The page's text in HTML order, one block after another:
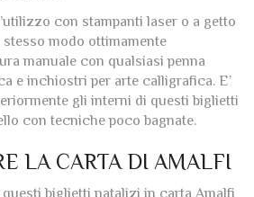
festivo.
con stampanti laser o a getto
stesso modo ottimamente
manuale con qualsiasi penna
e inchiostri per arte calligrafica. E’
gli interni di questi biglietti
con tecniche poco bagnate.
LA CARTA DI AMALFI